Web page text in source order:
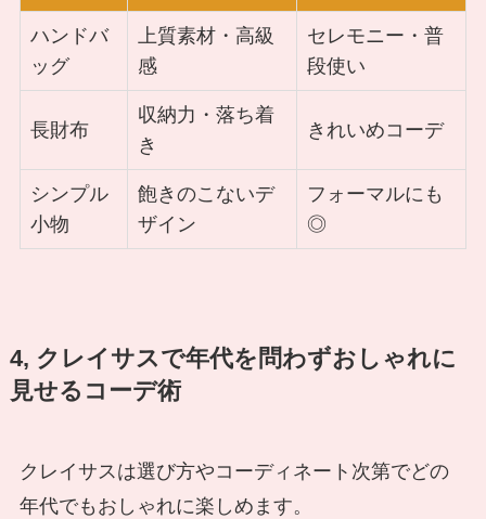
ハンドバ
ッグ
上質素材・高級
感
セレモニー・普
段使い
長財布
収納力・落ち着
き
きれいめコーデ
シンプル
小物
飽きのこないデ
ザイン
フォーマルにも
◎
4, クレイサスで年代を問わずおしゃれに
見せるコーデ術
クレイサスは選び方やコーディネート次第でどの
年代でもおしゃれに楽しめます。